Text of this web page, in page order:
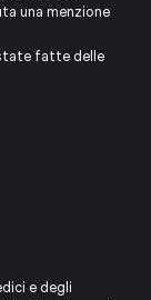
una menzione
fatte delle
e degli